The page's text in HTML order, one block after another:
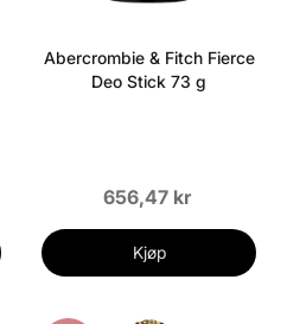
Abercrombie & Fitch Fierce
Deo Stick 73 g
656,47 kr
Kjøp